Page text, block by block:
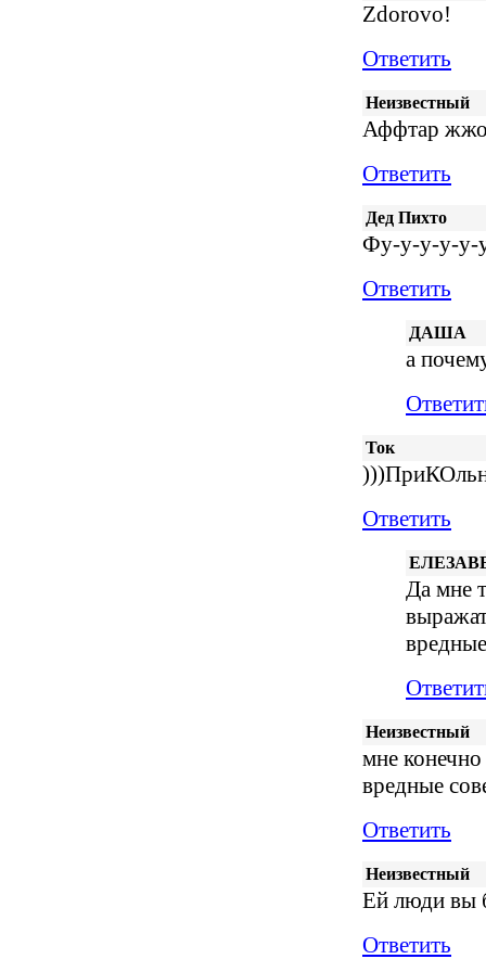
Zdorovo!
Ответить
Неизвестный
Аффтар
Ответить
Дед Пихто
Фу-у-у-у-у-
Ответить
ДАША
а
Ток
Ответить
Да мне
Неизвестный
мне
вредные
Ответить
Неизвестный
Ей люди вы
Ответить